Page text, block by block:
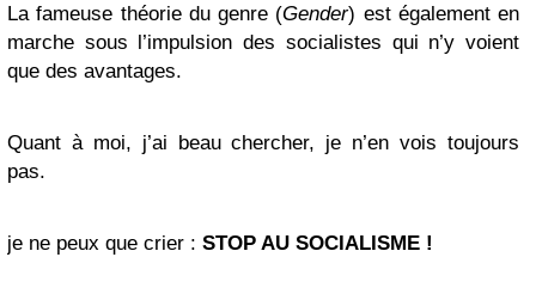
La fameuse théorie du genre (Gender) est également en
marche sous l’impulsion des socialistes qui n’y voient
que des avantages.
Quant à moi, j’ai beau chercher, je n’en vois toujours
pas.
je ne peux que crier : STOP AU SOCIALISME !